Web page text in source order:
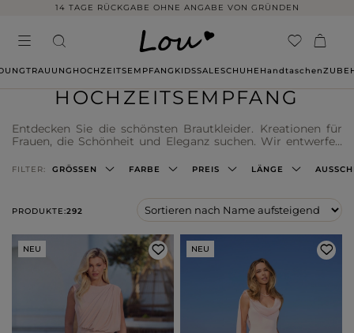
14 TAGE RÜCKGABE OHNE ANGABE VON GRÜNDEN
TRAUUNG HOCHZEITSEMPFANG KIDSSALESCHUHE Handtaschen
HOCHZEITSEMPFANG
Entdecken Sie die schönsten Brautkleider. Kreationen für
Frauen, die Schönheit und Eleganz suchen. Wir entwerfen
Funktionalität und Komfort. Wählen Sie aus einer
ein Outfit, das den neuesten Trends entspricht.
PRODUKTE:292
FILTER: GRÖSSEN FARBE PREIS LÄNGE
NEU NEU